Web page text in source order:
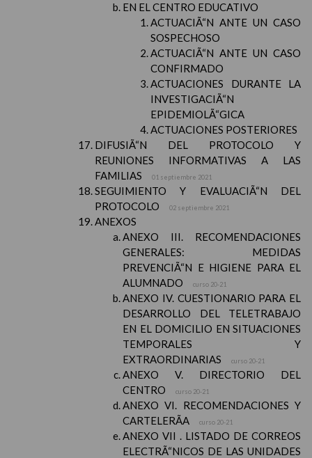
EN EL CENTRO EDUCATIVO
ACTUACIÃ“N ANTE UN CASO
SOSPECHOSO
ACTUACIÃ“N ANTE UN CASO
CONFIRMADO
ACTUACIONES DURANTE LA
INVESTIGACIÃ“N
EPIDEMIOLÃ“GICA
ACTUACIONES POSTERIORES
DIFUSIÃ“N DEL PROTOCOLO Y
REUNIONES INFORMATIVAS A LAS
FAMILIAS
01 septiembre 2021
SEGUIMIENTO Y EVALUACIÃ“N DEL
PROTOCOLO
02 septiembre 2021
ANEXOS
ANEXO III. RECOMENDACIONES
GENERALES: MEDIDAS
PREVENCIÃ“N E HIGIENE PARA EL
ALUMNADO
curso 20-21
ANEXO IV. CUESTIONARIO PARA EL
DESARROLLO DEL TELETRABAJO
EN EL DOMICILIO EN SITUACIONES
TEMPORALES Y
EXTRAORDINARIAS
curso 20-21
ANEXO V. DIRECTORIO DEL
CENTRO
curso 20-21
ANEXO VI. RECOMENDACIONES Y
CARTELERÃA
curso 20-21
ANEXO VII . LISTADO DE CORREOS
ELECTRÃ“NICOS DE LAS UNIDADES